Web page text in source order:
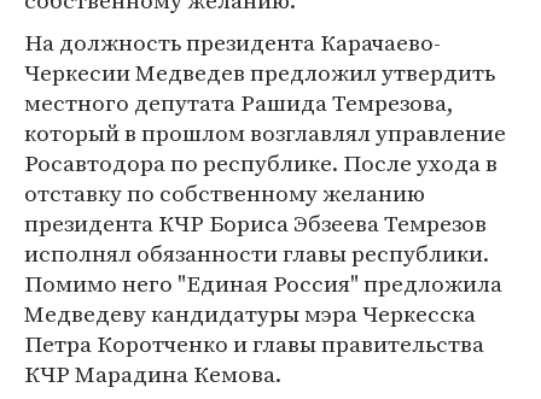
На должность президента Карачаево-
Черкесии Медведев предложил утвердить
местного депутата Рашида Темрезова,
который в прошлом возглавлял управление
Росавтодора по республике. После ухода в
отставку по собственному желанию
президента КЧР Бориса Эбзеева Темрезов
исполнял обязанности главы республики.
Помимо него "Единая Россия" предложила
Медведеву кандидатуры мэра Черкесска
Петра Коротченко и главы правительства
КЧР Марадина Кемова.